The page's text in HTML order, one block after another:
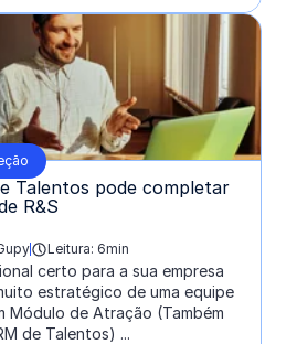
Talentos pode completar
R&S
Leitura: 6min
certo para a sua empresa
estratégico de uma equipe
Módulo de Atração (Também
de Talentos) ...